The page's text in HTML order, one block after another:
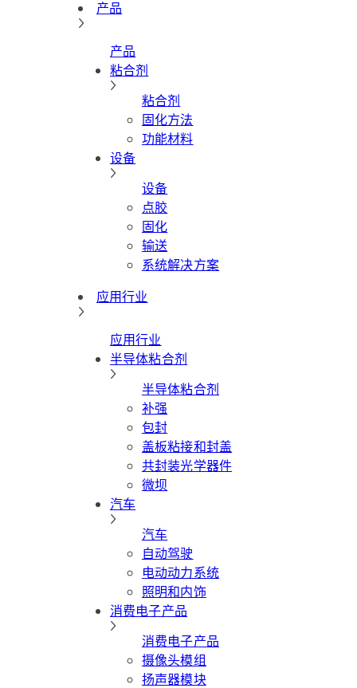
产品
产品
粘合剂
粘合剂
固化方法
功能材料
设备
设备
点胶
固化
输送
系统解决方案
应用行业
应用行业
半导体粘合剂
半导体粘合剂
补强
包封
盖板粘接和封盖
共封装光学器件
微坝
汽车
汽车
自动驾驶
电动动力系统
照明和内饰
消费电子产品
消费电子产品
摄像头模组
扬声器模块